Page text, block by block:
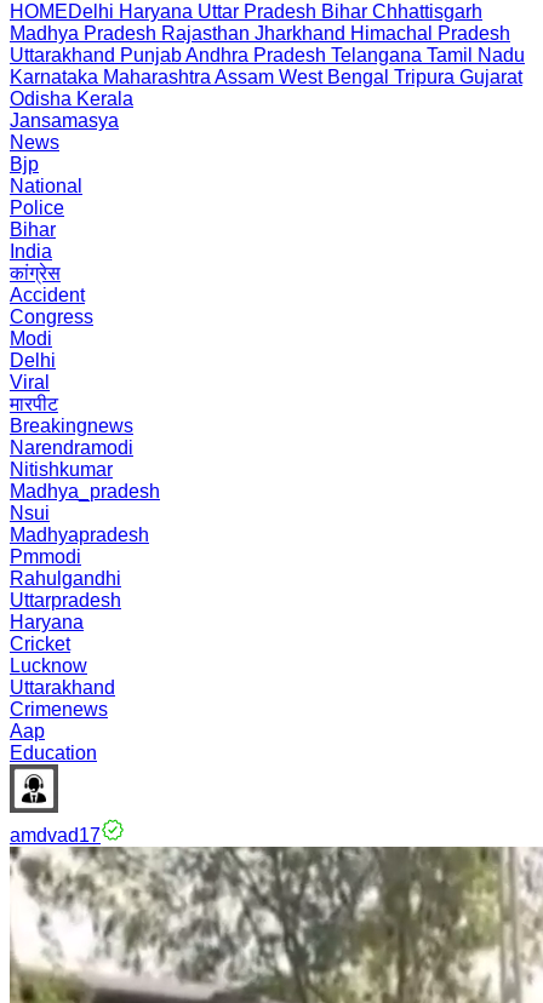
HOMEDelhi Haryana Uttar Pradesh Bihar Chhattisgarh
Madhya Pradesh Rajasthan Jharkhand Himachal Pradesh
Uttarakhand PunjabAndhra Pradesh Telangana Tamil Nadu
Karnataka Maharashtra Assam West Bengal Tripura Gujarat
Odisha Kerala
Jansamasya
News
Bjp
National
Police
Bihar
India
कांग्रेस
Accident
Congress
Modi
Delhi
Viral
मारपीट
Breakingnews
Narendramodi
Nitishkumar
Madhya_pradesh
Nsui
Madhyapradesh
Pmmodi
Rahulgandhi
Uttarpradesh
Haryana
Cricket
Lucknow
Uttarakhand
Crimenews
Aap
Education
amdvad17